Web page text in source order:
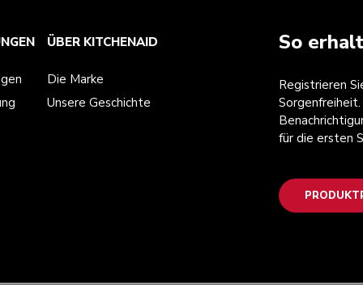
So
Registrieren
für die ersten
ÜBER KITCHENAID
Die Marke
Unsere Geschichte